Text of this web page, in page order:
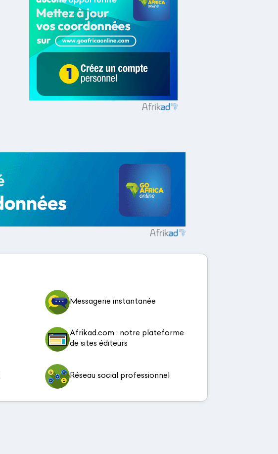
Messagerie instantanée
Afrikad.com : notre plateforme
de sites éditeurs
Réseau social professionnel